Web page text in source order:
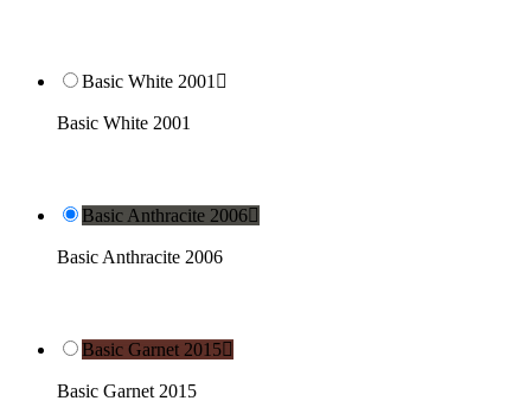
Basic White 2001 
Basic White 2001
Basic Anthracite 2006
Basic Anthracite 2006
Basic Garnet 2015
Basic Garnet 2015